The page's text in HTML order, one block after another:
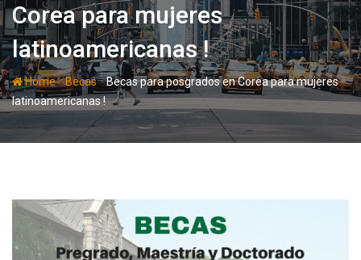
Corea para mujeres
latinoamericanas !
Home-Becas-Becas para posgrados en Corea para mujeres
latinoamericanas !